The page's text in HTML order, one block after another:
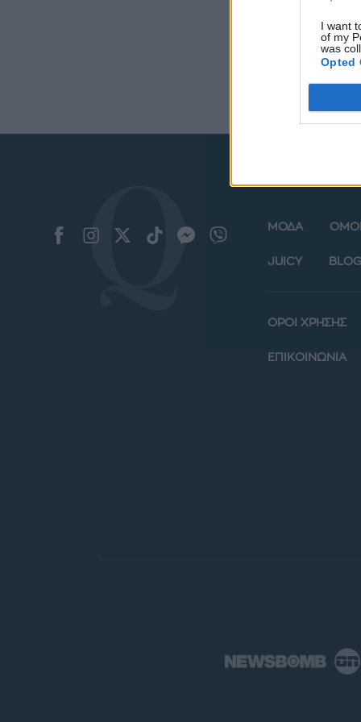
I want
of my
was
Opted
ΜΟΔΑ
JUICY
ΟΡΟΙ ΧΡΗΣΗΣ
ΕΠΙΚΟΙΝΩΝΙΑ